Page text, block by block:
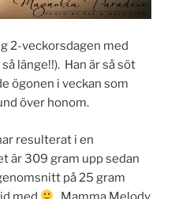
2-veckorsdagen med
länge!!). Han är så söt
ögonen i veckan som
över honom.
resulterat i en
är 309 gram upp sedan
på 25 gram